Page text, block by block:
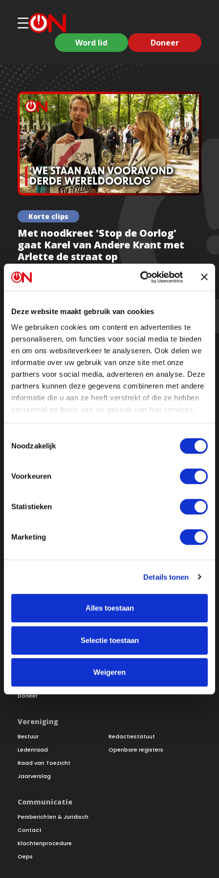
Deze website maakt gebruik van cookies
We gebruiken cookies om content en advertenties te
personaliseren, om functies voor social media te bieden
en om ons websiteverkeer te analyseren. Ook delen we
informatie over uw gebruik van onze site met onze
partners voor social media, adverteren en analyse. Deze
partners kunnen deze gegevens combineren met andere
informatie die u aan ze heeft verstrekt of die ze hebben
verzameld op basis van uw gebruik van hun services.
Noodzakelijk
Voorkeuren
Statistieken
Marketing
Details tonen
Alles toestaan
Selectie toestaan
Weigeren
Word lid Doneer
Korte clips
Met noodkreet 'Stop de Oorlog'
gaat Karel van Andere Krant met
Arlette de straat op
Kijk deel 1
Kijk deel 2
Of luister de uitzending terug op Spotify
Onze missie
Doneer
Steunbetuigingen
Vacatures
Vereniging
Bestuur
Ledenraad
Raad van Toezicht
Jaarverslag
Redactiestatuut
Openbare registers
Communicatie
Persberichten & Juridisch
Contact
Klachtenprocedure
Oeps